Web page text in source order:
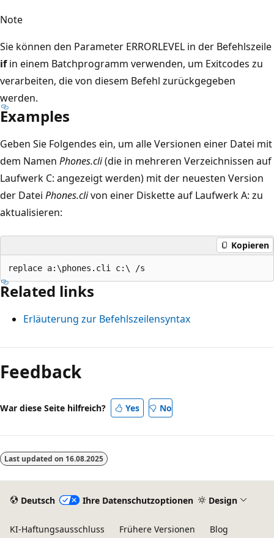
Note
Sie können den Parameter ERRORLEVEL in der Befehlszeile
ifin einem Batchprogramm verwenden, um Exitcodes zu
verarbeiten, die von diesem Befehl zurückgegeben
werden.
Examples
Geben Sie Folgendes ein, um alle Versionen einer Datei mit
dem Namen Phones.cli(die in mehreren Verzeichnissen auf
Laufwerk C: angezeigt werden) mit der neuesten Version
der Datei Phones.clivon einer Diskette auf Laufwerk A: zu
aktualisieren:
Kopieren
Related links
Erläuterung zur Befehlszeilensyntax
Feedback
War diese Seite hilfreich? Yes No
Last updated on 16.08.2025
Deutsch Ihre Datenschutzoptionen Design
KI-Haftungsausschluss Frühere Versionen Blog